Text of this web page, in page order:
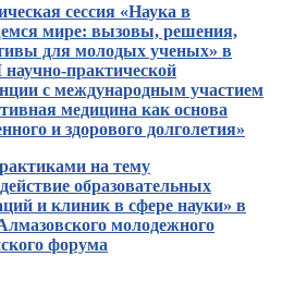
сессия «Наука в
мире: вызовы, решения,
для молодых ученых» в
практической
с международным участием
медицина как основа
и здорового долголетия»
на тему
образовательных
и клиник в сфере науки» в
молодежного
форума